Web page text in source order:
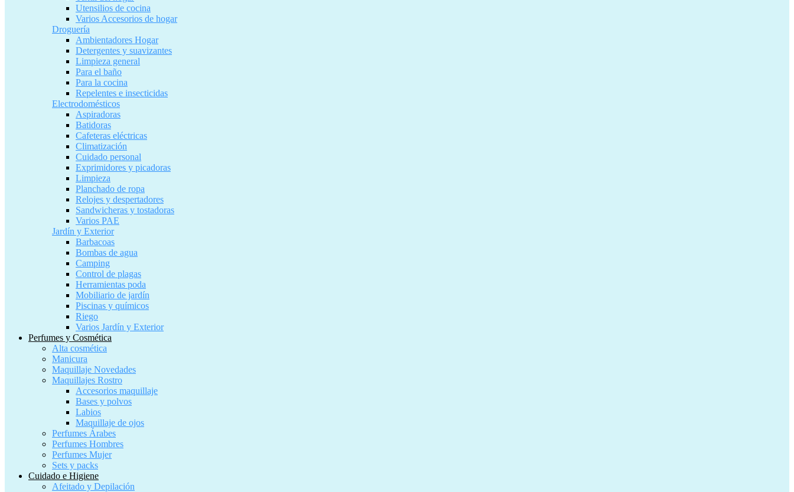
Utensilios de cocina
Varios Accesorios de hogar
Droguería
Ambientadores Hogar
Detergentes y suavizantes
Limpieza general
Para el baño
Para la cocina
Repelentes e insecticidas
Electrodomésticos
Aspiradoras
Batidoras
Cafeteras eléctricas
Climatización
Cuidado personal
Exprimidores y picadoras
Limpieza
Planchado de ropa
Relojes y despertadores
Sandwicheras y tostadoras
Varios PAE
Jardín y Exterior
Barbacoas
Bombas de agua
Camping
Control de plagas
Herramientas poda
Mobiliario de jardín
Piscinas y químicos
Riego
Varios Jardín y Exterior
Perfumes y Cosmética
Alta cosmética
Manicura
Maquillaje Novedades
Maquillajes Rostro
Accesorios maquillaje
Bases y polvos
Labios
Maquillaje de ojos
Perfumes Árabes
Perfumes Hombres
Perfumes Mujer
Sets y packs
Cuidado e Higiene
Afeitado y Depilación